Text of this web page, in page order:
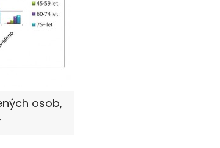
osob,